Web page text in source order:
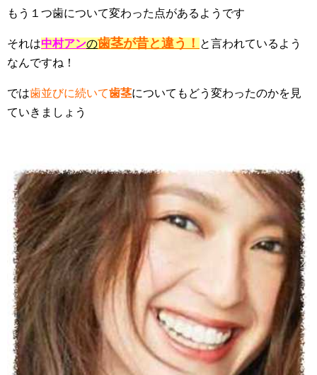
もう１つ歯について変わった点があるようです
それは中村アンの歯茎が昔と違う！ と言われているよう
なんですね！
では歯並びに続いて歯茎についてもどう変わったのかを見
ていきましょう